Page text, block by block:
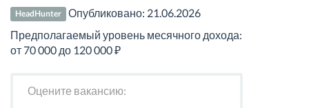
HeadHunter Опубликовано: 21.06.2026
Предполагаемый уровень месячного дохода:
от 70 000 до 120 000 ₽
Оцените вакансию: